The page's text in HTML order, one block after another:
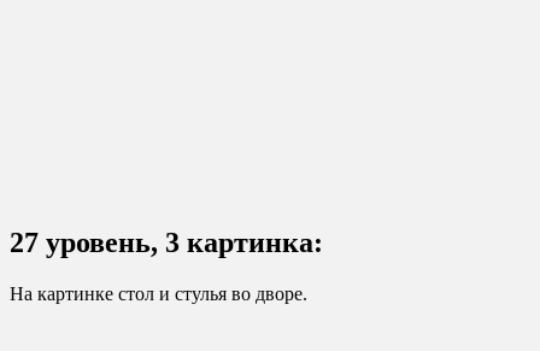
27 уровень, 3 картинка:
На картинке стол и стулья во дворе.